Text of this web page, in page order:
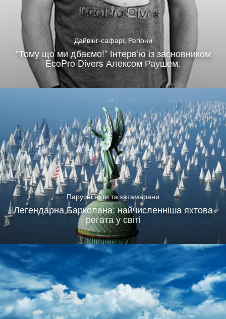
Дайвінг-сафарі, Регіони
“Тому що ми дбаємо!” Інтерв’ю із засновником
EcoPro Divers Алексом Раушем.
Парусні яхти та катамарани
Легендарна Барколана: найчисленніша яхтова
регата у світі